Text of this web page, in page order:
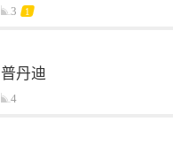
3 1
普丹迪
4